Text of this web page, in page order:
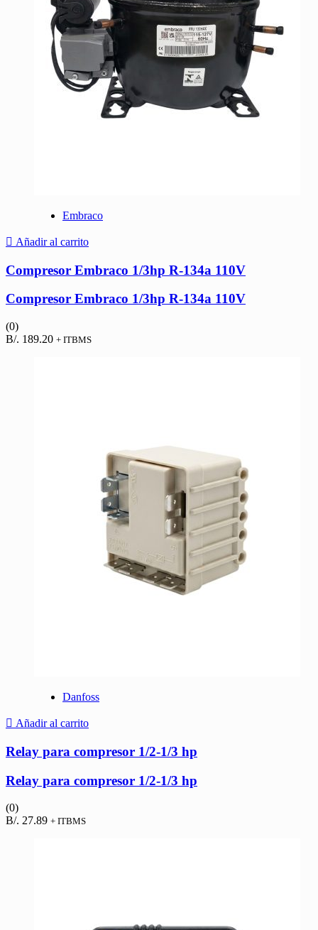
Embraco
Añadir al carrito
Compresor Embraco 1/3hp R-134a 110V
Compresor Embraco 1/3hp R-134a 110V
(0)
B/. 189.20 + ITBMS
Danfoss
Añadir al carrito
Relay para compresor 1/2-1/3 hp
Relay para compresor 1/2-1/3 hp
(0)
B/. 27.89 + ITBMS